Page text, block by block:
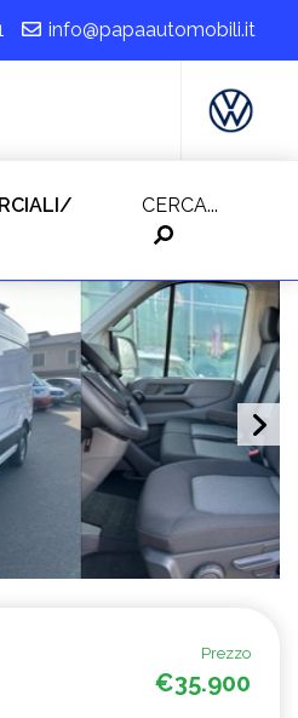
info@papaautomobili.it
CERCA...
Prezzo
€35.900